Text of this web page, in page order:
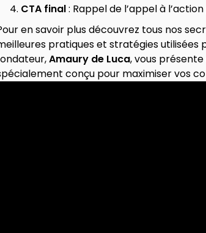
CTA final: Rappel de l’appel à
en savoir plus découvrez tous nos
pratiques et stratégies utilisées
Amaury de Luca, vous
conçu pour maximiser vos